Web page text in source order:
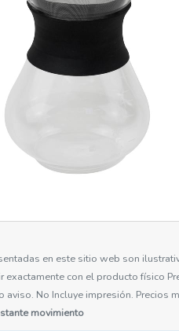
en este sitio web son
exactamente con el producto físico
aviso. No Incluye impresión. Precios
movimiento